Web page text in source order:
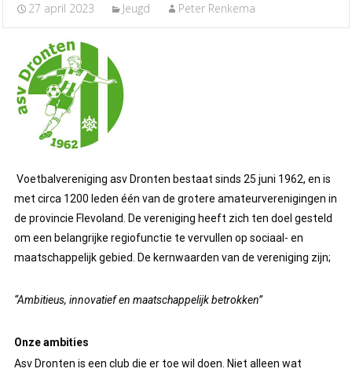
27 april 2023 Jeugd Peter Renkema
Voetbalvereniging asv Dronten bestaat sinds 25 juni 1962, en is
met circa 1200 leden één van de grotere amateurverenigingen in
de provincie Flevoland. De vereniging heeft zich ten doel gesteld
om een belangrijke regiofunctie te vervullen op sociaal- en
maatschappelijk gebied. De kernwaarden van de vereniging zijn;
“Ambitieus, innovatief en maatschappelijk betrokken”
Onze ambities
Asv Dronten is een club die er toe wil doen. Niet alleen wat